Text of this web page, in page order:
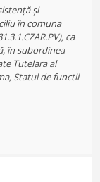
și
în comuna
ca
în subordinea
Tutelara al
Statul de functii